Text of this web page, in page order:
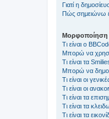
Γιατί η
Πώς σημειώνω
Μορφοποίηση
Τι είναι ο
Μπορώ να
Τι είναι τα
Μπορώ να
Τι είναι οι
Τι είναι οι
Τι είναι τα
Τι είναι τα
Τι είναι τα